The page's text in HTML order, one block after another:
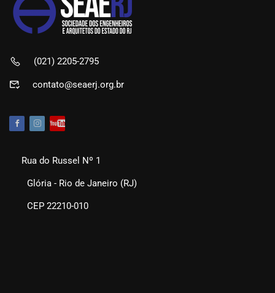
(021) 2205-2795
contato@seaerj.org.br
Rua do Russel Nº 1
Glória - Rio de Janeiro (RJ)
CEP 22210-010